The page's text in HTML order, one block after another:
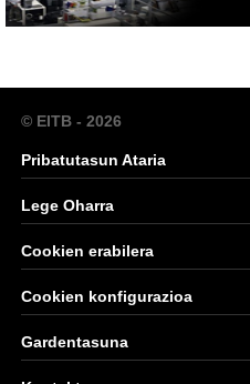
© EITB - 2026
Pribatutasun Ataria
Lege Oharra
Cookien erabilera
Cookien konfigurazioa
Gardentasuna